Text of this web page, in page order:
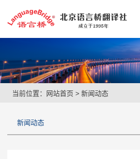
当前位置： 网站首页 > 新闻动态
新闻动态